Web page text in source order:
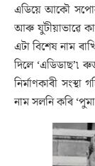
এডিয়ে আকৌ
আৰু যুটীয়াভাৱে
এটা বিশেষ নাম
দিলে
নিৰ্মাণকাৰী
নাম সলনি কৰি